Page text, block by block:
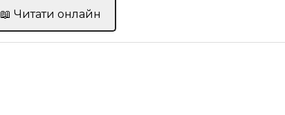
📖 Читати онлайн